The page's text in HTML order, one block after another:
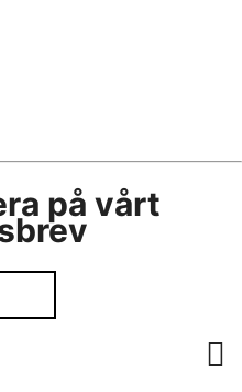
på vårt